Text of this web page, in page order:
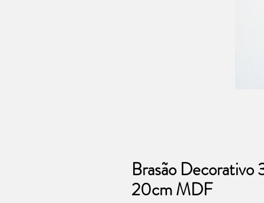
Brasão
20cm MDF